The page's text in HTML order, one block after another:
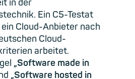
in der
Ein C5-Testat
Cloud-Anbieter nach
Cloud-
arbeitet.
„Software made in
„Software hosted in